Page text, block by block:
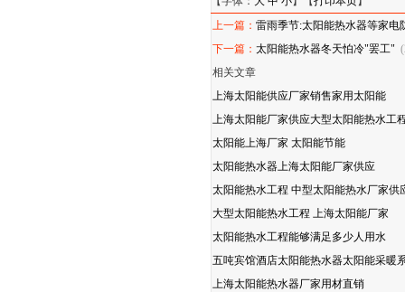
上一篇： 雷雨季节:太阳能热水器等家电
下一篇： 太阳能热水器冬天怕冷"罢工"
相关文章
上海太阳能供应厂家销售家用太阳能
上海太阳能厂家供应大型太阳能热水工
太阳能上海厂家 太阳能节能
太阳能热水器上海太阳能厂家供应
太阳能热水工程 中型太阳能热水厂家供
大型太阳能热水工程 上海太阳能厂家
太阳能热水工程能够满足多少人用水
五吨宾馆酒店太阳能热水器太阳能采暖
上海太阳能热水器厂家用材直销